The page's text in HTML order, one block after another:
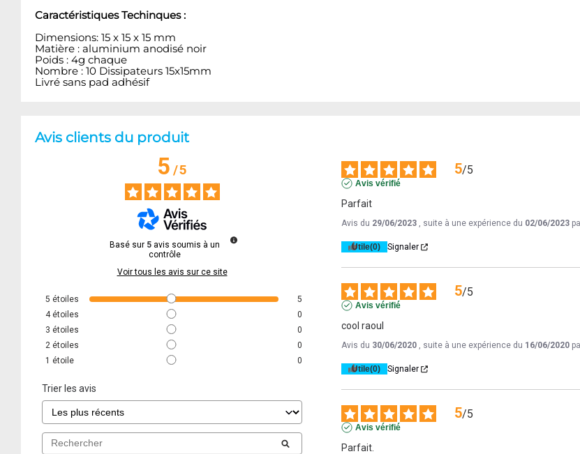
Caractéristiques Techinques :
Dimensions: 15 x 15 x 15 mm
Matière : aluminium anodisé noir
Poids : 4g chaque
Nombre : 10 Dissipateurs 15x15mm
Livré sans pad adhésif
Avis clients du produit
5/5
Basé sur 5 avis soumis à un
contrôle
Voir tous les avis sur ce site
5 étoiles
5
4 étoiles
0
3 étoiles
0
2 étoiles
0
1 étoile 0
Trier les avis
5/5
Avis vérifié
Parfait
Avis du 29/06/2023 , suite à une expérience du 02/06/2023
Utile(0) Signaler
5/5
Avis vérifié
cool raoul
Avis du 30/06/2020 , suite à une expérience du 16/06/2020
Utile(0) Signaler
5/5
Avis vérifié
Parfait.